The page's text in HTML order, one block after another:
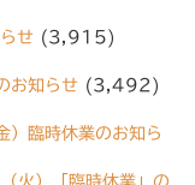
せ (3,915)
お知らせ (3,492)
）臨時休業のお知ら
火）「臨時休業」の